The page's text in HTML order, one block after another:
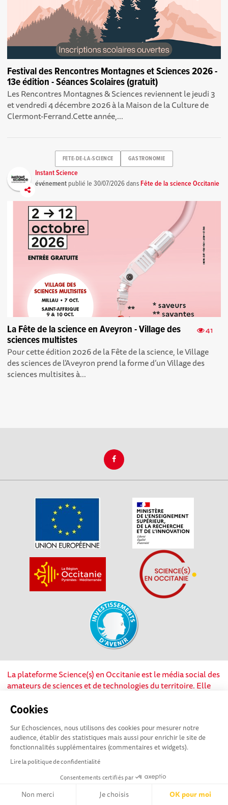
Cookies
Sur Echosciences, nous utilisons des cookies pour mesurer notre
audience, établir des statistiques mais aussi pour enrichir le site de
fonctionnalités supplémentaires (commentaires et widgets).
Lire la politique de confidentialité
Consentements certifiés par
Non merci Je choisis OK pour moi
Festival des Rencontres Montagnes et Sciences 2026 -
13e édition - Séances Scolaires (gratuit)
Les Rencontres Montagnes & Sciences reviennent le jeudi 3
et vendredi 4 décembre 2026 à la Maison de la Culture de
Clermont-Ferrand.Cette année,...
FETE-DE-LA-SCIENCE GASTRONOMIE
Instant Science
événement publié le30/07/2026dansFête de la science Occitanie
41
La Fête de la science en Aveyron - Village des
sciences multistes
Pour cette édition 2026 de la Fête de la science, le Village
des sciences de l’Aveyron prend la forme d’un Village des
sciences multisites à...
La plateforme Science(s) en Occitanie est le média social des
amateurs de sciences et de technologies du territoire. Elle
soutien de nombreux acteurs locaux. Ce projet est cofinancé
l’Union européenne via les fonds européen de
développement régional. Science(s) en Occitanie est une
plateforme Echosciences by Amcsti.
Mentions légales|Politique de confidentialité
Ligne éditoriale